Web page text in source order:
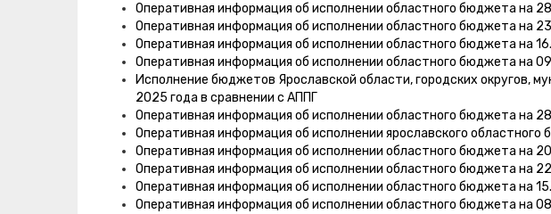
Оперативная информация об исполнении областного бюджета на
Оперативная информация об исполнении областного бюджета на
Оперативная информация об исполнении областного бюджета на
Оперативная информация об исполнении областного бюджета на
Исполнение бюджетов Ярославской области, городских округов,
2025 года в сравнении с АППГ
Оперативная информация об исполнении областного бюджета на
Оперативная информация об исполнении ярославского
Оперативная информация об исполнении областного бюджета на
Оперативная информация об исполнении областного бюджета на
Оперативная информация об исполнении областного бюджета на
Оперативная информация об исполнении областного бюджета на